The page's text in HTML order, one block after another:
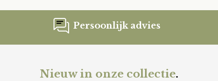
Persoonlijk advies
Nieuw in onze collectie.